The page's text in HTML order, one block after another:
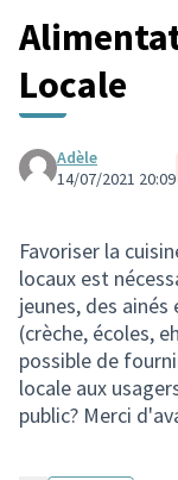
Locale
Adèle
14/07/2021 20:09
Favoriser la
locaux est
jeunes, des
(crèche, écoles,
possible de
locale aux
public? Merci